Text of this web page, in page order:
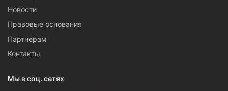
Новости
Правовые основания
Партнерам
Контакты
Мы в соц. сетях